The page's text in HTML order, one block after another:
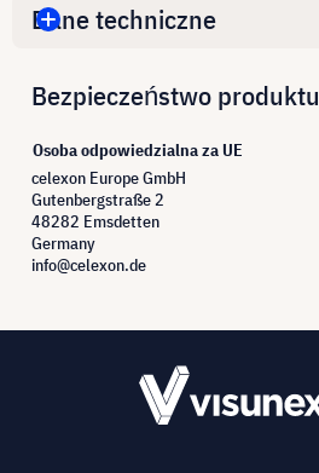
Dane techniczne
Bezpieczeństwo produktu
Osoba odpowiedzialna za UE
celexon Europe GmbH
Gutenbergstraße 2
48282 Emsdetten
Germany
info@celexon.de